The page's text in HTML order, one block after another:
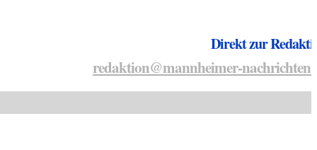
Direkt zur
redaktion@mannheimer-